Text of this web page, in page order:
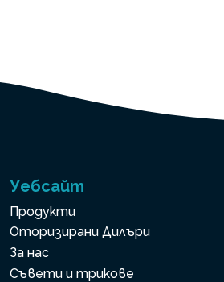
Уебсайт
Продукти
Оторизирани Дилъри
За нас
Съвети и трикове